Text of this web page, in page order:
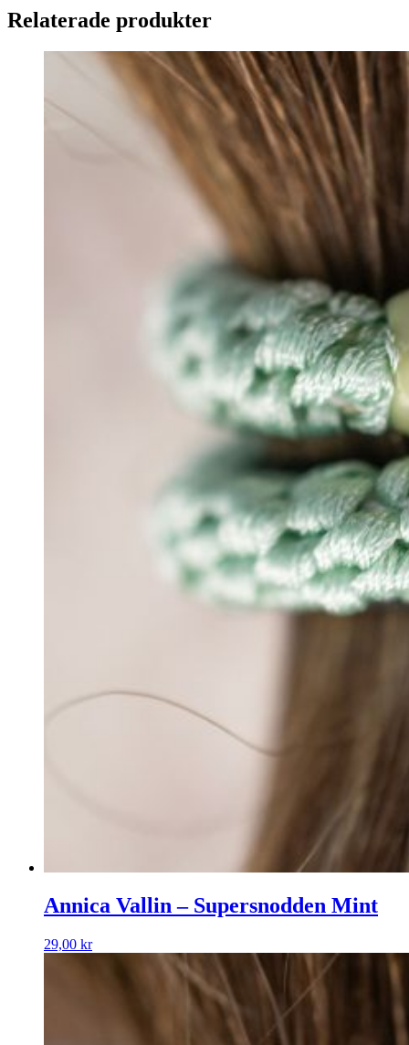
Relaterade produkter
Annica Vallin – Supersnodden Mint
29,00 kr